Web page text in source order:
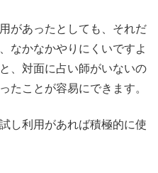
があったとしても、それだ
なかなかやりにくいですよ
、対面に占い師がいないの
たことが容易にできます。
し利用があれば積極的に使